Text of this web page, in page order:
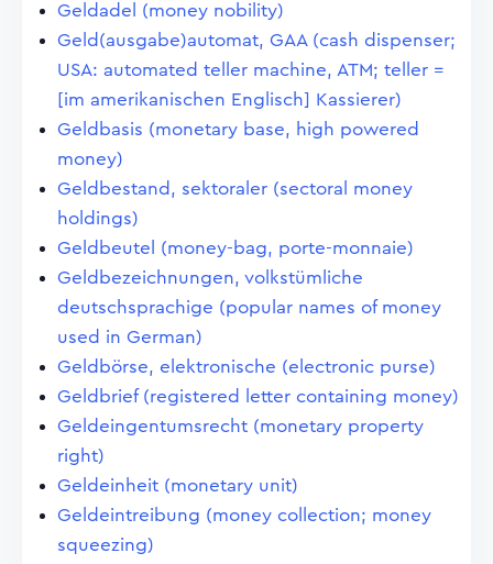
Geldadel (money nobility)
Geld(ausgabe)automat, GAA (cash dispenser;
USA: automated teller machine, ATM; teller =
[im amerikanischen Englisch] Kassierer)
Geldbasis (monetary base, high powered
money)
Geldbestand, sektoraler (sectoral money
holdings)
Geldbeutel (money-bag, porte-monnaie)
Geldbezeichnungen, volkstümliche
deutschsprachige (popular names of money
used in German)
Geldbörse, elektronische (electronic purse)
Geldbrief (registered letter containing money)
Geldeingentumsrecht (monetary property
right)
Geldeinheit (monetary unit)
Geldeintreibung (money collection; money
squeezing)